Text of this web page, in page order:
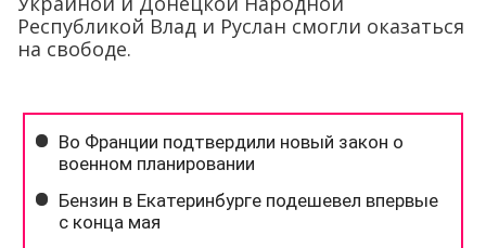
Республикой Влад и Руслан смогли оказаться
на свободе.